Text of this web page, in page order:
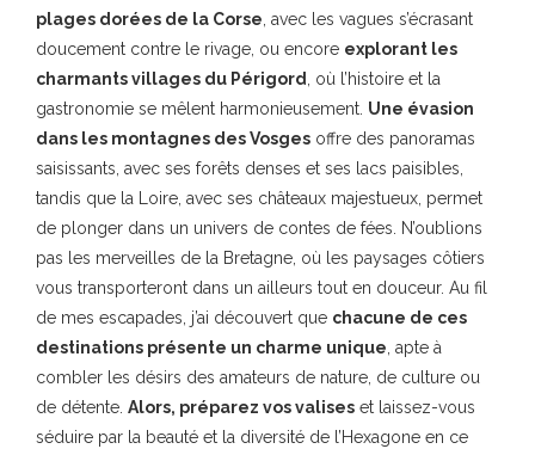
plages dorées de la Corse , avec les vagues s’écrasant
doucement contre le rivage, ou encore explorant les
charmants villages du Périgord
, où l’histoire et la
gastronomie se mêlent harmonieusement. Une évasion
dans les montagnes des Vosges offre des panoramas
saisissants, avec ses forêts denses et ses lacs paisibles,
tandis que la Loire, avec ses châteaux majestueux, permet
de plonger dans un univers de contes de fées. N’oublions
pas les merveilles de la Bretagne, où les paysages côtiers
vous transporteront dans un ailleurs tout en douceur. Au fil
de mes escapades, j’ai découvert que chacune de ces
destinations présente un charme unique , apte à
combler les désirs des amateurs de nature, de culture ou
de détente. Alors, préparez vos valises et laissez-vous
séduire par la beauté et la diversité de l’Hexagone en ce